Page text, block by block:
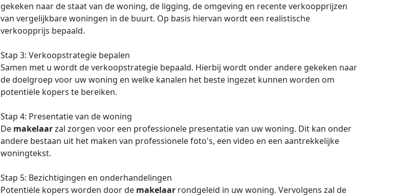
gekeken naar de staat van de woning, de ligging, de omgeving en recente verkoopprijzen
van vergelijkbare woningen in de buurt. Op basis hiervan wordt een realistische
verkoopprijs bepaald.
Stap 3: Verkoopstrategie bepalen
Samen met u wordt de verkoopstrategie bepaald. Hierbij wordt onder andere gekeken naar
de doelgroep voor uw woning en welke kanalen het beste ingezet kunnen worden om
potentiële kopers te bereiken.
Stap 4: Presentatie van de woning
De makelaarzal zorgen voor een professionele presentatie van uw woning. Dit kan onder
andere bestaan uit het maken van professionele foto's, een video en een aantrekkelijke
woningtekst.
Stap 5: Bezichtigingen en onderhandelingen
Potentiële kopers worden door de makelaar rondgeleid in uw woning. Vervolgens zal de